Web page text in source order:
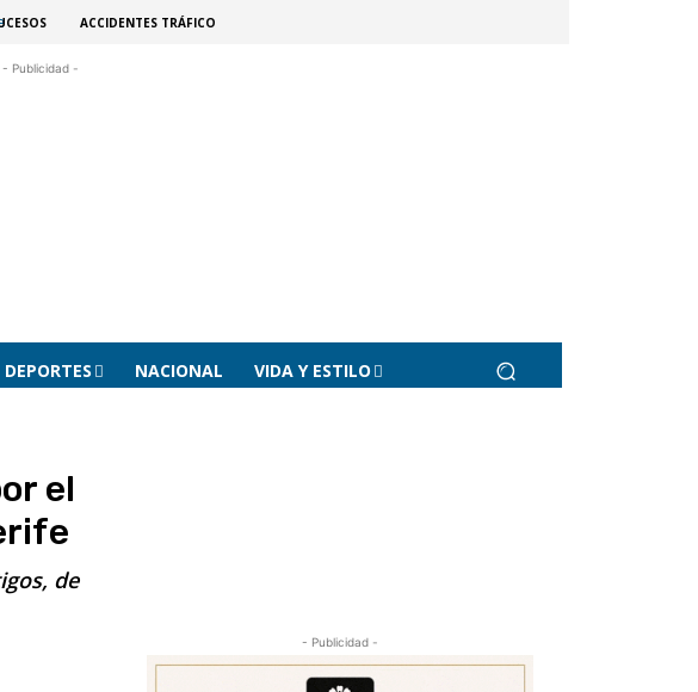
ACCIDENTES TRÁFICO
- Publicidad -
DEPORTES NACIONAL VIDA Y ESTILO
el
de
- Publicidad -